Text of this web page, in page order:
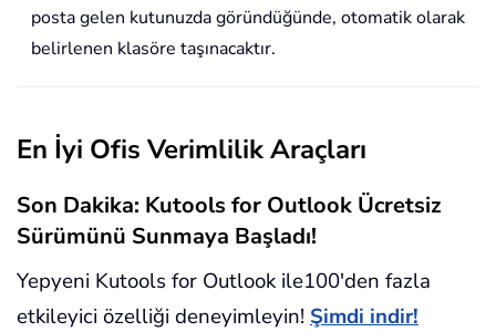
posta gelen kutunuzda göründüğünde, otomatik olarak
belirlenen klasöre taşınacaktır.
En İyi Ofis Verimlilik Araçları
Son Dakika: Kutools for Outlook Ücretsiz
Sürümünü Sunmaya Başladı!
Yepyeni Kutools for Outlook ile100'den fazla
etkileyici özelliği deneyimleyin! Şimdi indir!